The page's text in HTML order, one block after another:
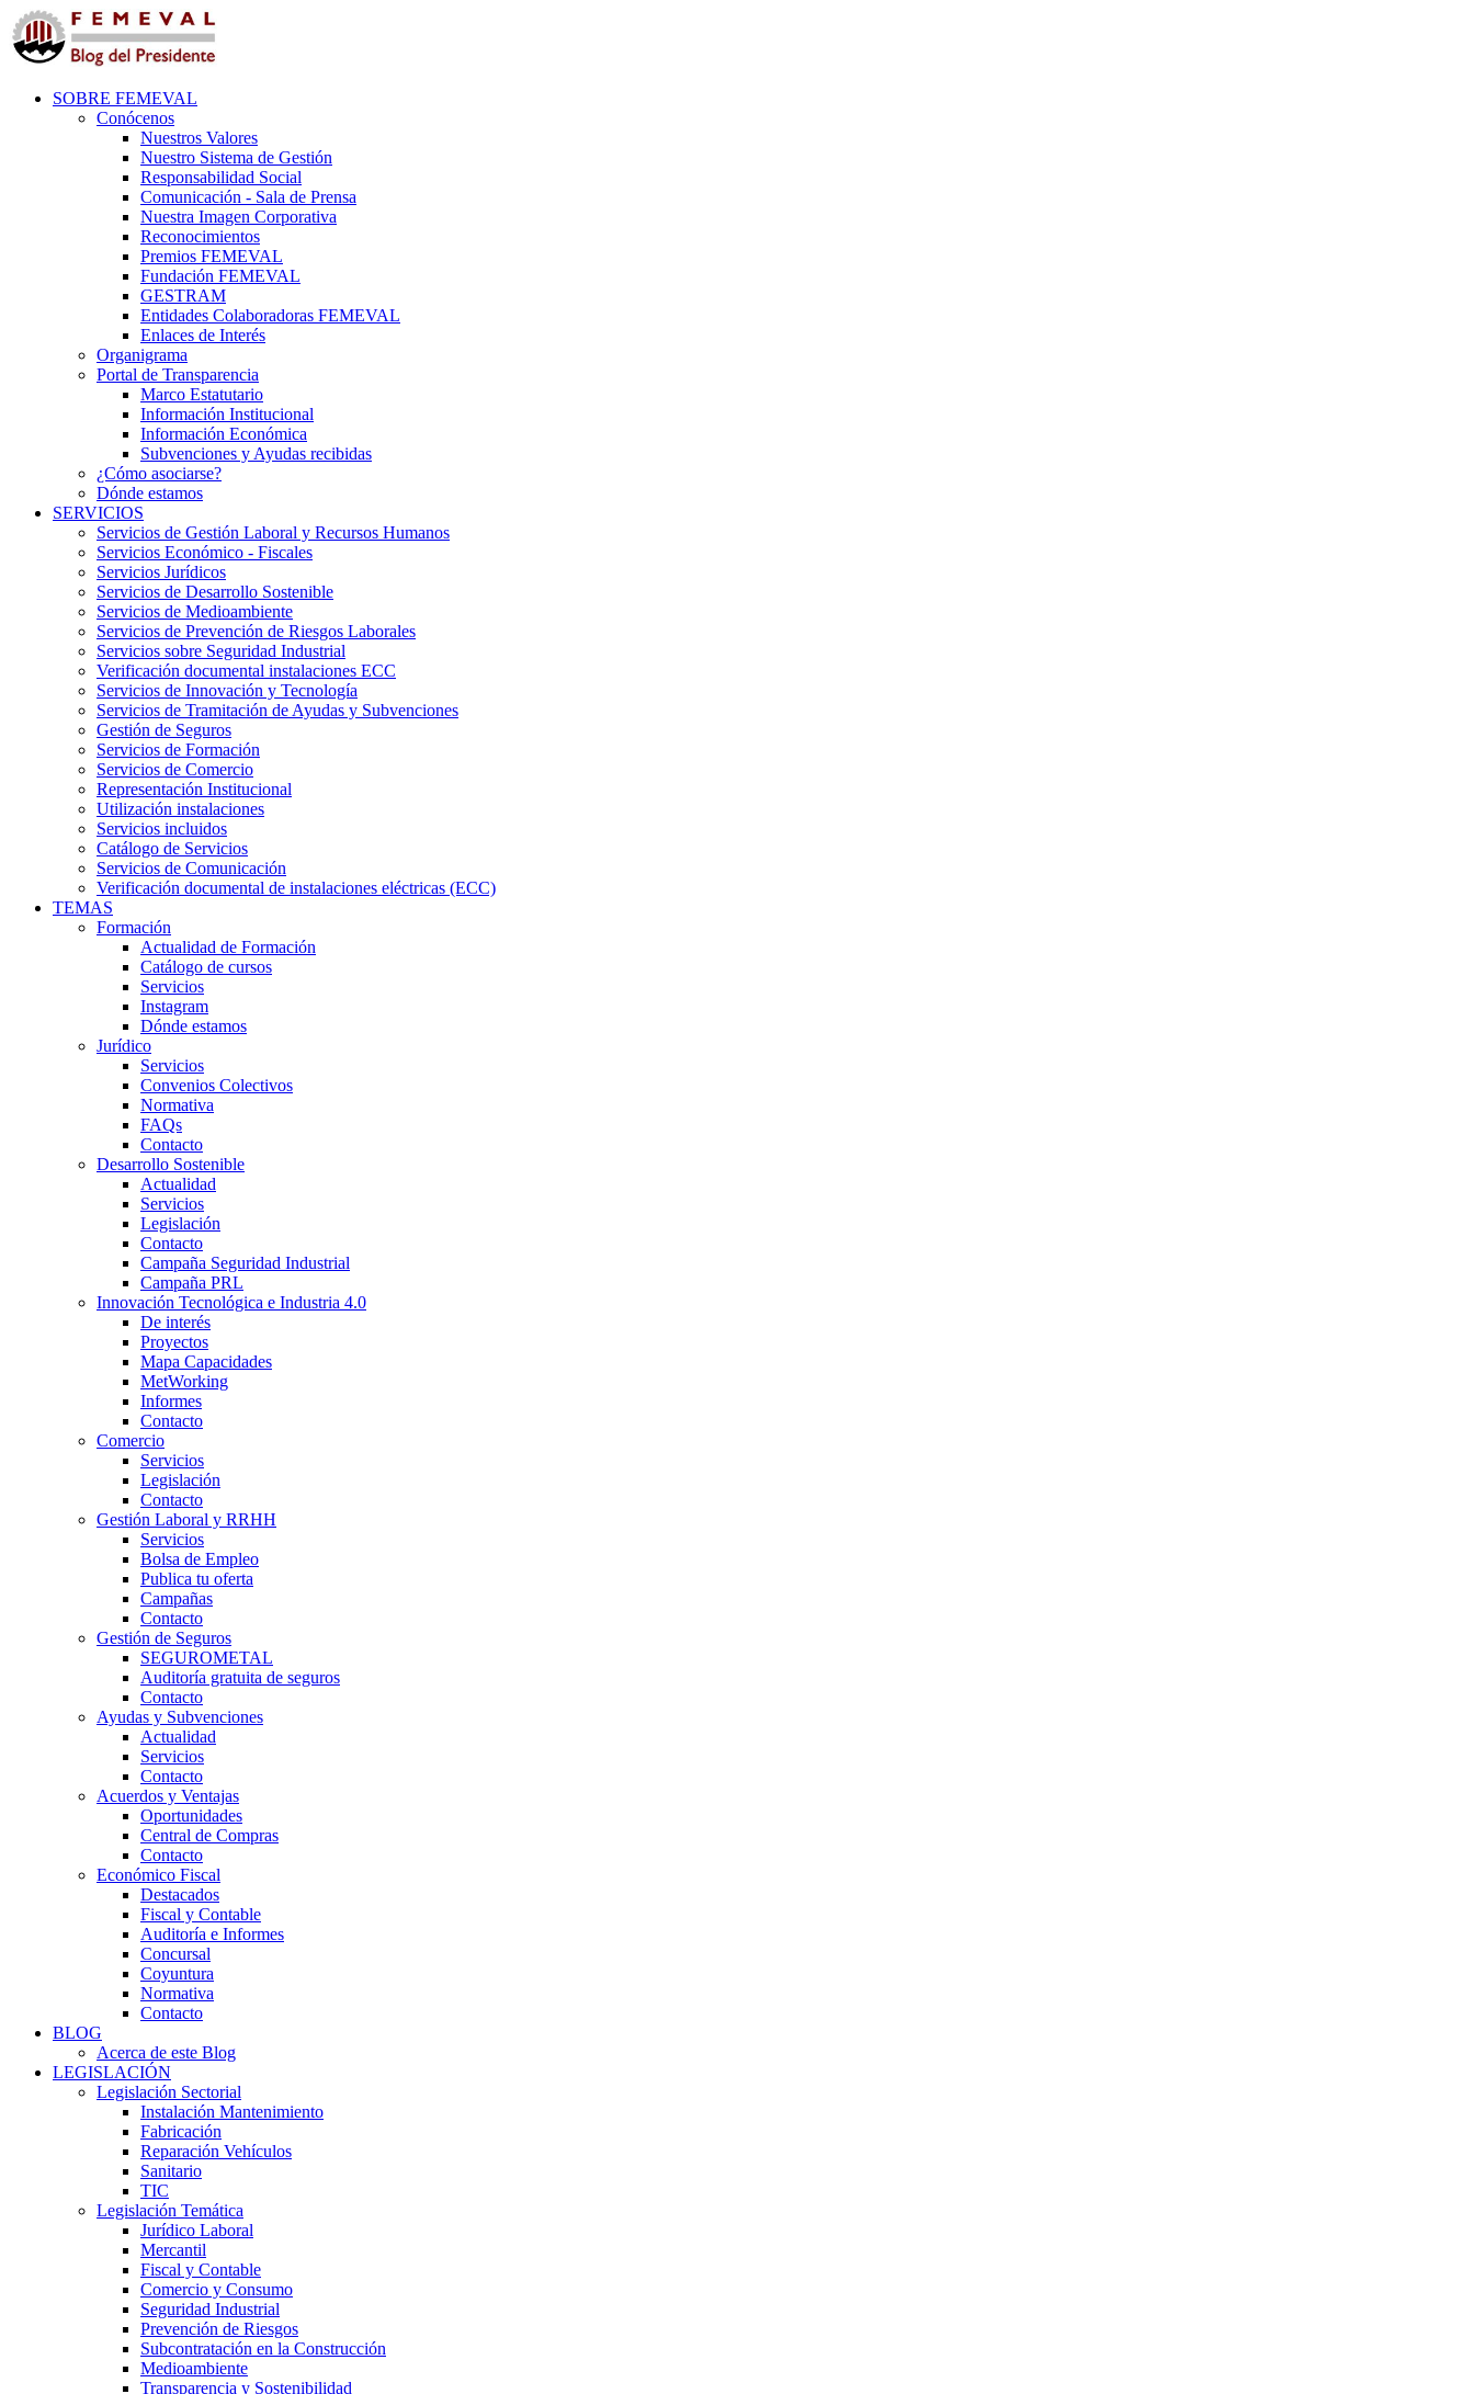
SOBRE FEMEVAL
Conócenos
Nuestros Valores
Nuestro Sistema de Gestión
Responsabilidad Social
Comunicación - Sala de Prensa
Nuestra Imagen Corporativa
Reconocimientos
Premios FEMEVAL
Fundación FEMEVAL
GESTRAM
Entidades Colaboradoras FEMEVAL
Enlaces de Interés
Organigrama
Portal de Transparencia
Marco Estatutario
Información Institucional
Información Económica
Subvenciones y Ayudas recibidas
¿Cómo asociarse?
Dónde estamos
SERVICIOS
Servicios de Gestión Laboral y Recursos Humanos
Servicios Económico - Fiscales
Servicios Jurídicos
Servicios de Desarrollo Sostenible
Servicios de Medioambiente
Servicios de Prevención de Riesgos Laborales
Servicios sobre Seguridad Industrial
Verificación documental instalaciones ECC
Servicios de Innovación y Tecnología
Servicios de Tramitación de Ayudas y Subvenciones
Gestión de Seguros
Servicios de Formación
Servicios de Comercio
Representación Institucional
Utilización instalaciones
Servicios incluidos
Catálogo de Servicios
Servicios de Comunicación
Verificación documental de instalaciones eléctricas (ECC)
TEMAS
Formación
Actualidad de Formación
Catálogo de cursos
Servicios
Instagram
Dónde estamos
Jurídico
Servicios
Convenios Colectivos
Normativa
FAQs
Contacto
Desarrollo Sostenible
Actualidad
Servicios
Legislación
Contacto
Campaña Seguridad Industrial
Campaña PRL
Innovación Tecnológica e Industria 4.0
De interés
Proyectos
Mapa Capacidades
MetWorking
Informes
Contacto
Comercio
Servicios
Legislación
Contacto
Gestión Laboral y RRHH
Servicios
Bolsa de Empleo
Publica tu oferta
Campañas
Contacto
Gestión de Seguros
SEGUROMETAL
Auditoría gratuita de seguros
Contacto
Ayudas y Subvenciones
Actualidad
Servicios
Contacto
Acuerdos y Ventajas
Oportunidades
Central de Compras
Contacto
Económico Fiscal
Destacados
Fiscal y Contable
Auditoría e Informes
Concursal
Coyuntura
Normativa
Contacto
BLOG
Acerca de este Blog
LEGISLACIÓN
Legislación Sectorial
Instalación Mantenimiento
Fabricación
Reparación Vehículos
Sanitario
TIC
Legislación Temática
Jurídico Laboral
Mercantil
Fiscal y Contable
Comercio y Consumo
Seguridad Industrial
Prevención de Riesgos
Subcontratación en la Construcción
Medioambiente
Transparencia y Sostenibilidad